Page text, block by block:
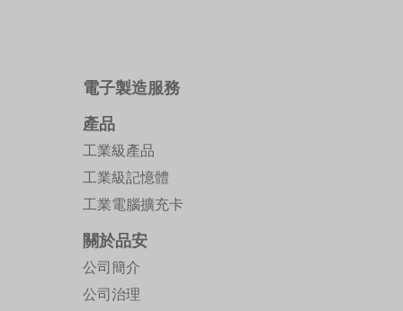
電子製造服務
產品
工業級產品
工業級記憶體
工業電腦擴充卡
關於品安
公司簡介
公司治理